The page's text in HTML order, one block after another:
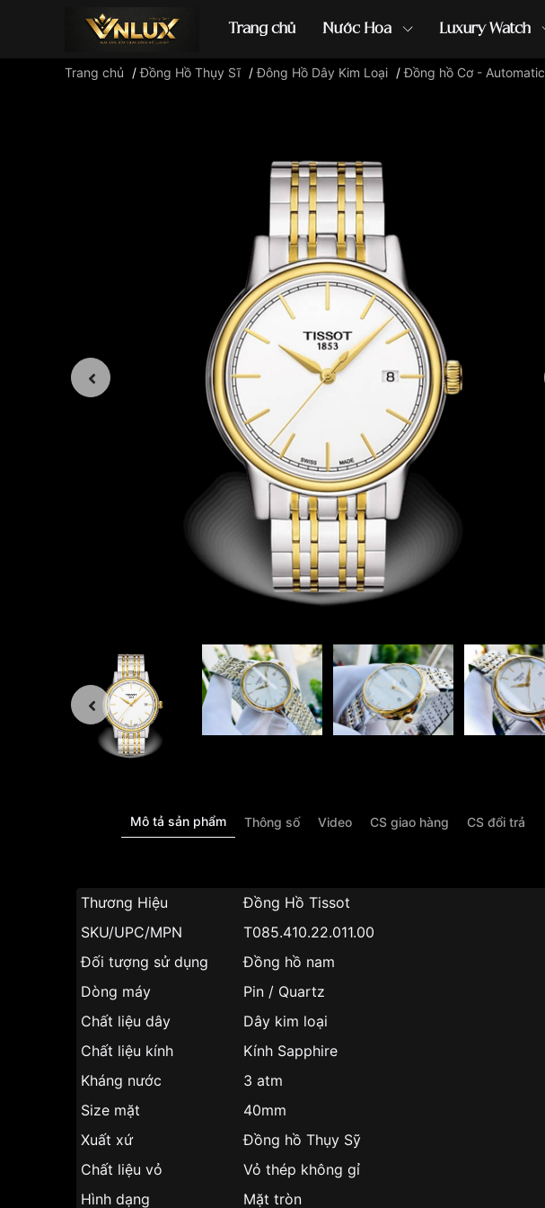
Trang chủ Nước Hoa Luxury Watch
Trang chủ /Đồng Hồ Thụy Sĩ /Đông Hồ Dây Kim Loại /Đồng hồ Cơ - Automatic
Mô tả sản phẩm Thông số Video CS giao hàng CS đổi trả
Thương Hiệu
Đồng Hồ Tissot
SKU/UPC/MPN
T085.410.22.011.00
Đối tượng sử dụng
Đồng hồ nam
Dòng máy
Pin / Quartz
Chất liệu dây
Dây kim loại
Chất liệu kính
Kính Sapphire
Kháng nước
3 atm
Size mặt
40mm
Xuất xứ
Đồng hồ Thụy Sỹ
Chất liệu vỏ
Vỏ thép không gỉ
Hình dạng
Mặt tròn